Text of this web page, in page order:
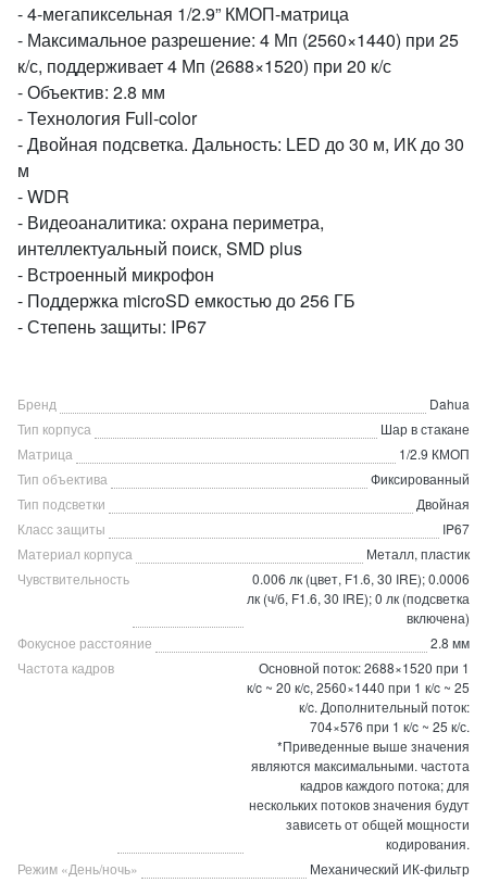
- 4-мегапиксельная 1/2.9” КМОП-матрица
- Максимальное разрешение: 4 Мп (2560×1440) при 25
к/с, поддерживает 4 Мп (2688×1520) при 20 к/с
- Объектив: 2.8 мм
- Технология Full-color
- Двойная подсветка. Дальность: LED до 30 м, ИК до 30
м
- WDR
- Видеоаналитика: охрана периметра,
интеллектуальный поиск, SMD plus
- Встроенный микрофон
- Поддержка microSD емкостью до 256 ГБ
- Степень защиты: IP67
Бренд
Dahua
Тип корпуса
Шар в стакане
Матрица
1/2.9 КМОП
Тип объектива
Фиксированный
Тип подсветки
Двойная
Класс защиты
IP67
Материал корпуса
Металл, пластик
Чувствительность
0.006 лк (цвет, F1.6, 30 IRE); 0.0006
лк (ч/б, F1.6, 30 IRE); 0 лк (подсветка
включена)
Фокусное расстояние
2.8 мм
Частота кадров
Основной поток: 2688×1520 при 1
к/c ~ 20 к/c, 2560×1440 при 1 к/c ~ 25
к/c. Дополнительный поток:
704×576 при 1 к/c ~ 25 к/с.
*Приведенные выше значения
являются максимальными. частота
кадров каждого потока; для
нескольких потоков значения будут
зависеть от общей мощности
кодирования.
Режим «День/ночь»
Механический ИК-фильтр